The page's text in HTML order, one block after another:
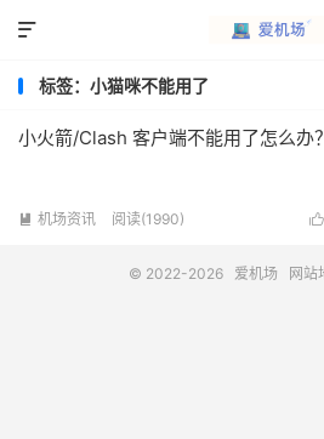

标签：小猫咪不能用了
小火箭/Clash 客户端不能用了怎么办？

 机场资讯 阅读(1990)
© 2022-2026 爱机场 网站